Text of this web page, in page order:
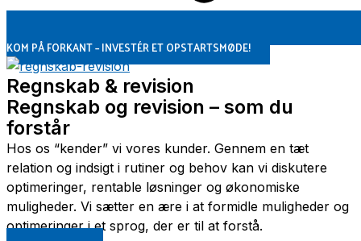
KOM PÅ FORKANT – INVESTÉR ET OPSTARTSMØDE!
Regnskab & revision
Regnskab og revision – som du
forstår
Hos os “kender” vi vores kunder. Gennem en tæt
relation og indsigt i rutiner og behov kan vi diskutere
optimeringer, rentable løsninger og økonomiske
muligheder. Vi sætter en ære i at formidle muligheder og
optimeringer i et sprog, der er til at forstå.